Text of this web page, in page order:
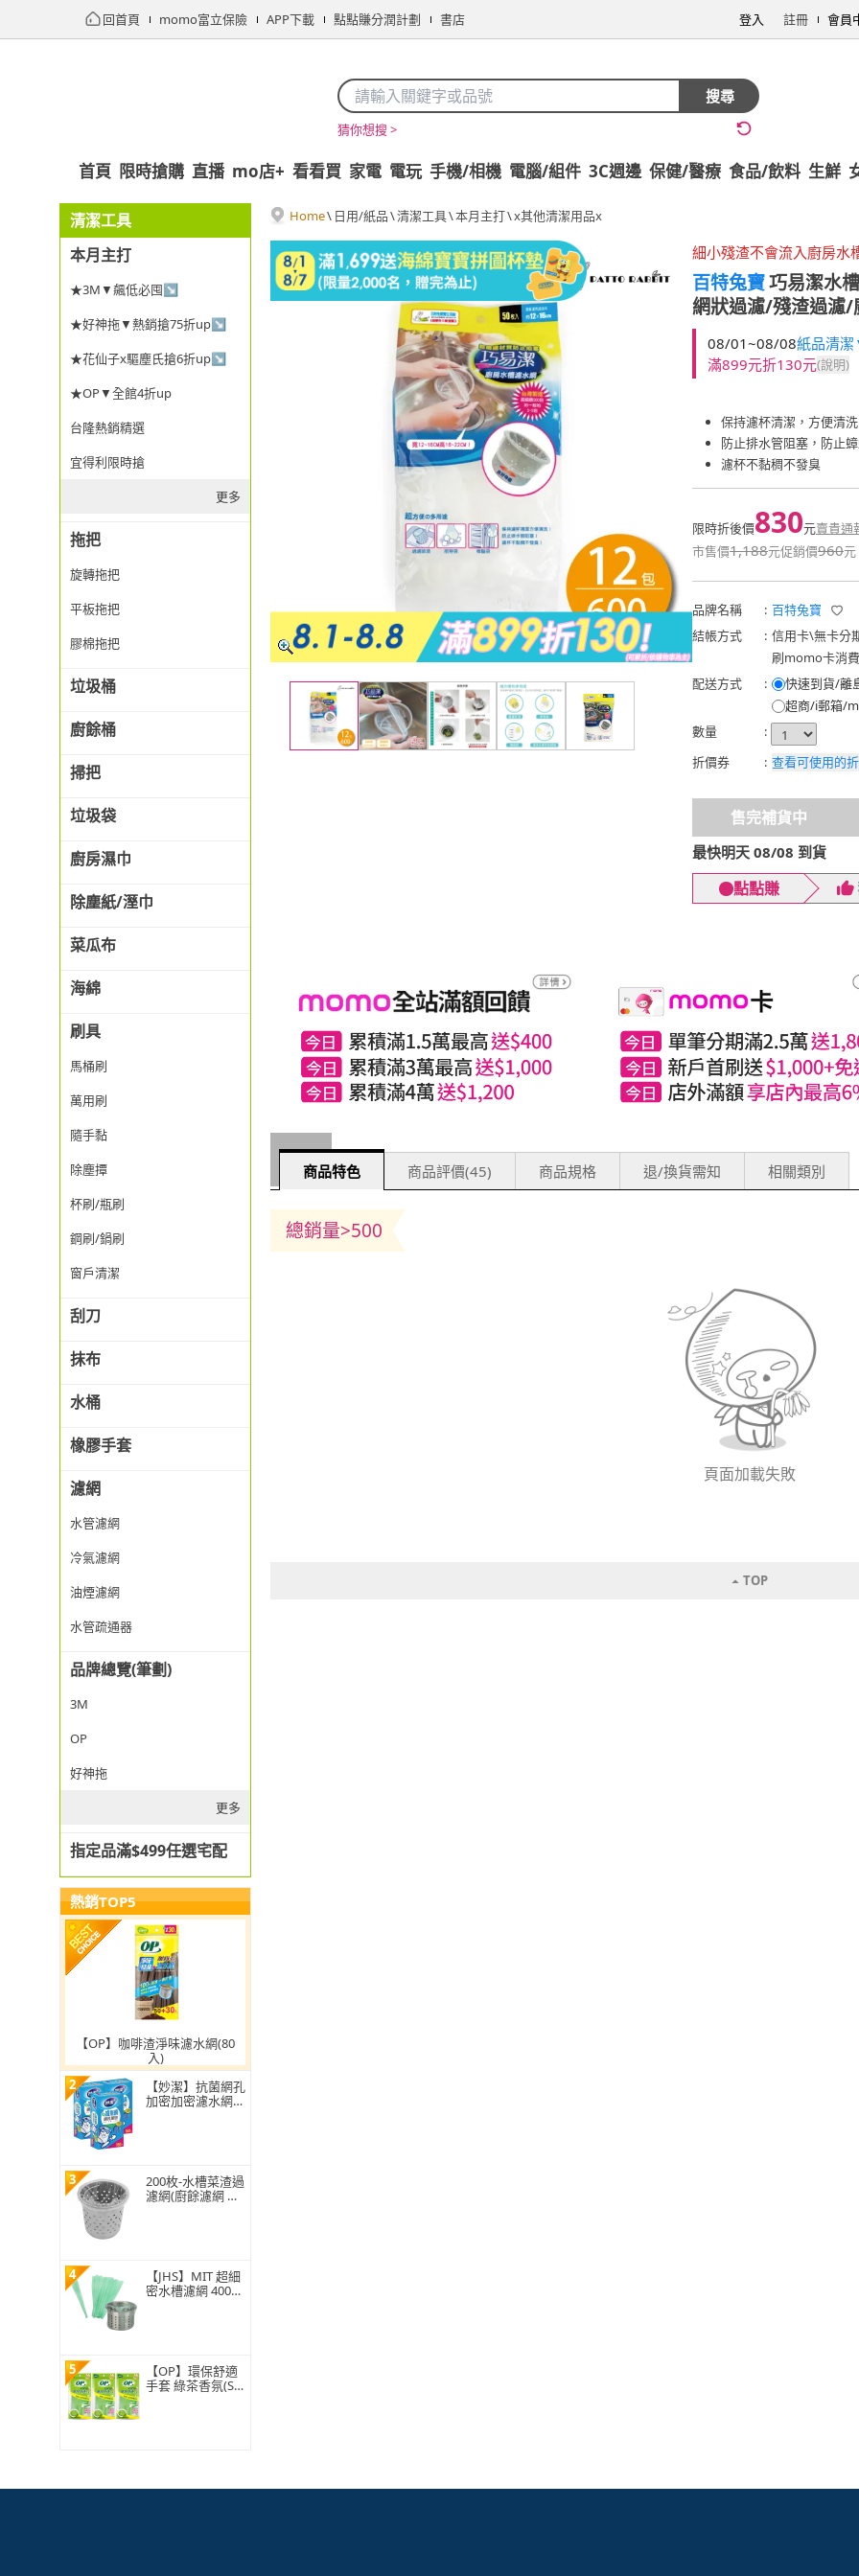
回首頁 momo富立保險 APP下載 點點賺分潤計劃 書店 登入 註冊 會員
搜尋
猜你想搜 >
首頁 限時搶購 直播 mo店+ 看看買 家電 電玩 手機/相機 電腦/組件 3C週邊 保健/醫療 食品/飲料 生鮮
清潔工具
本月主打
★3M▼飆低必囤↘
★好神拖▼熱銷搶75折up↘
★花仙子x驅塵氏搶6折up↘
★OP▼全館4折up
台隆熱銷精選
宜得利限時搶
更多
拖把
旋轉拖把
平板拖把
膠棉拖把
垃圾桶
廚餘桶
掃把
垃圾袋
廚房濕巾
除塵紙/溼巾
菜瓜布
海綿
刷具
馬桶刷
萬用刷
隨手黏
除塵撢
杯刷/瓶刷
鋼刷/鍋刷
窗戶清潔
刮刀
抹布
水桶
橡膠手套
濾網
水管濾網
冷氣濾網
油煙濾網
水管疏通器
品牌總覽(筆劃)
3M
OP
好神拖
更多
指定品滿$499任選宅配
熱銷TOP5
【OP】咖啡渣淨味濾水網(80
入)
2
【妙潔】抗菌網孔
加密加密濾水網-
3
200枚-水槽菜渣過
濾網(廚餘濾網 菜
4
【JHS】MIT 超細
密水槽濾網 400入
5
【OP】環保舒適
手套 綠茶香氛(S/
Home\ 日用/紙品\清潔工具\本月主打\x其他清潔用品x
細小殘渣不會流入廚房水
百特兔寶巧易潔水
網狀過濾/殘渣過濾/
08/01~08/08紙品清
滿899元折130元(說明)
保持濾杯清潔，方便清洗
防止排水管阻塞，防止
濾杯不黏稠不發臭
限時折後價830元賣貴通
市售價1,188元促銷價960元
品牌名稱 : 百特兔寶
結帳方式
: 信用卡\無卡分
刷momo卡消
配送方式
:
快速到貨/離
超商/i郵箱/
數量
:
折價券
: 查看可使用的
售完補貨中
最快明天 08/08 到貨
點點賺
商品特色 商品評價(45) 商品規格 退/換貨需知 相關類別
總銷量>500
頁面加載失敗
TOP